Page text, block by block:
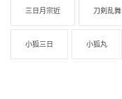
三日月宗近 刀剣乱舞
小狐三日 小狐丸